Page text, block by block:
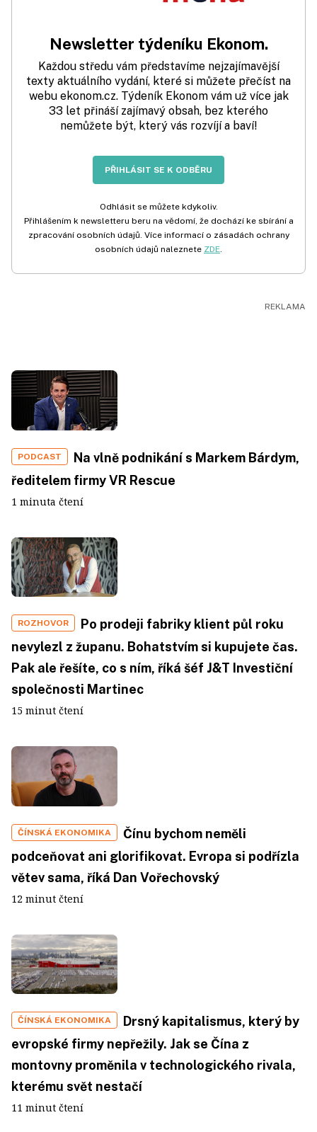
Newsletter týdeníku Ekonom.
Každou středu vám představíme nejzajímavější
texty aktuálního vydání, které si můžete přečíst na
webu ekonom.cz. Týdeník Ekonom vám už více jak
33 let přináší zajímavý obsah, bez kterého
nemůžete být, který vás rozvíjí a baví!
PŘIHLÁSIT SE K ODBĚRU
Odhlásit se můžete kdykoliv.
Přihlášením k newsletteru beru na vědomí, že dochází ke sbírání a
zpracování osobních údajů. Více informací o zásadách ochrany
osobních údajů naleznete ZDE.
PODCAST
Na vlně podnikání s Markem Bárdym,
ředitelem firmy VR Rescue
1 minuta čtení
ROZHOVOR
Po prodeji fabriky klient půl roku
nevylezl z županu. Bohatstvím si kupujete čas.
Pak ale řešíte, co s ním, říká šéf J&T Investiční
společnosti Martinec
15 minut čtení
ČÍNSKÁ EKONOMIKA
Čínu bychom neměli
podceňovat ani glorifikovat. Evropa si podřízla
větev sama, říká Dan Vořechovský
12 minut čtení
ČÍNSKÁ EKONOMIKA
Drsný kapitalismus, který by
evropské firmy nepřežily. Jak se Čína z
montovny proměnila v technologického rivala,
kterému svět nestačí
11 minut čtení